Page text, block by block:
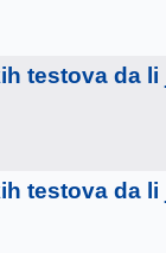
testova da li
testova da li